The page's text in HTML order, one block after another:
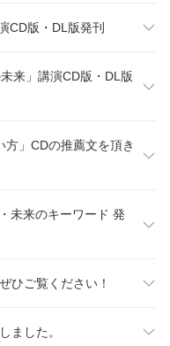
CD版・DL版発刊
来」講演CD版・DL版
」CDの推薦文を頂き
未来のキーワード 発
ひご覧ください！
ました。